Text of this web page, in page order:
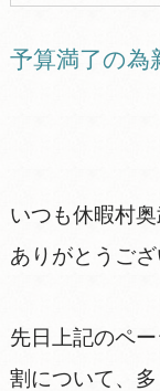
予算満了の為
いつも休暇村
ありがとうござ
先日上記のペ
割について、